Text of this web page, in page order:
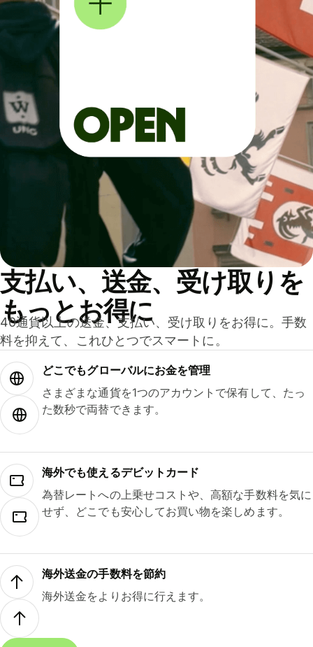
支払い、送金、受け取りを
もっとお得に
40通貨以上の送金、支払い、受け取りをお得に。手数
料を抑えて、これひとつでスマートに。
どこでもグ⁠ロ⁠ー⁠バ⁠ルにお金を管理
さまざまな通貨を1つのアカウントで保有して、たっ
た数秒で両替できます。
海外でも使えるデビットカード
為替レートへの上乗せコストや、高額な手数料を気に
せず、どこでも安心してお買い物を楽しめます。
海外送金の手数料を節約
海外送金をよりお得に行えます。